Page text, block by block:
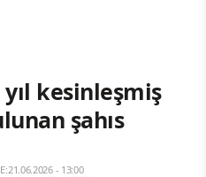
yıl kesinleşmiş
şahıs
- 13:00